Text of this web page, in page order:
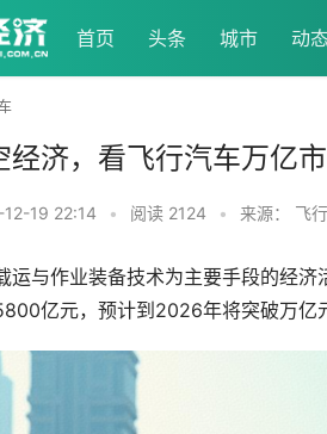
首页 头条 城市 动
经济，看飞行汽车万亿
19 22:14 • 阅读 2124 • 来源： 飞
产业市场规模已达5800亿元‌，预计到2026年将突